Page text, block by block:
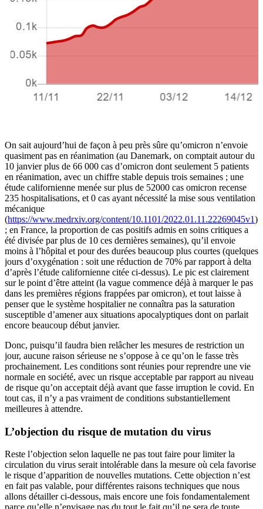
On sait aujourd’hui de façon à peu près sûre qu’omicron n’envoie
quasiment pas en réanimation (au Danemark, on comptait autour du
10 janvier plus de 66 000 cas d’omicron dont seulement 5 patients
en réanimation, avec un chiffre stable depuis trois semaines ; une
étude californienne menée sur plus de 52000 cas omicron recense
235 hospitalisations, et 0 cas ayant nécessité la mise sous ventilation
mécanique
(https://www.medrxiv.org/content/10.1101/2022.01.11.22269045v1)
; en France, la proportion de cas positifs admis en soins critiques a
été divisée par plus de 10 ces dernières semaines), qu’il envoie
moins à l’hôpital et pour des durées beaucoup plus courtes (quelques
jours d’oxygénation : soit une réduction de 70% par rapport à delta
d’après l’étude californienne citée ci-dessus). Le pic est clairement
sur le point d’être atteint (la vague commence déjà à marquer le pas
dans les premières régions frappées par omicron), et tout laisse à
penser que le système hospitalier ne connaîtra pas la saturation
susceptible d’amener aux situations apocalyptiques dont on parlait
encore beaucoup début janvier.
Donc, puisqu’il faudra bien relâcher les mesures de restriction un
jour, aucune raison sérieuse ne s’oppose à ce qu’on le fasse très
prochainement. Les conditions sont réunies pour reprendre une vie
normale en société, avec un risque acceptable par rapport au niveau
de risque qu’on acceptait déjà avant que fasse irruption le covid. En
tout cas, il n’y a pas vraiment de conditions substantiellement
meilleures à attendre.
L’objection du risque de mutation du virus
Reste l’objection selon laquelle ne pas tout faire pour limiter la
circulation du virus serait intolérable dans la mesure où cela favorise
le risque d’apparition de nouvelles mutations. Cette objection n’est
en fait pas valable, pour différentes raisons techniques que nous
allons détailler ci-dessous, mais encore une fois fondamentalement